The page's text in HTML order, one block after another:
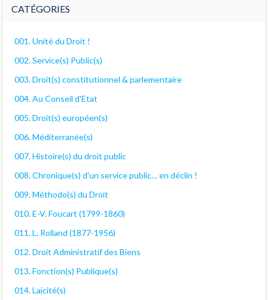
CATÉGORIES
001. Unité du Droit !
002. Service(s) Public(s)
003. Droit(s) constitutionnel & parlementaire
004. Au Conseil d'Etat
005. Droit(s) européen(s)
006. Méditerranée(s)
007. Histoire(s) du droit public
008. Chronique(s) d'un service public… en déclin !
009. Méthodo(s) du Droit
010. E-V. Foucart (1799-1860)
011. L. Rolland (1877-1956)
012. Droit Administratif des Biens
013. Fonction(s) Publique(s)
014. Laïcité(s)